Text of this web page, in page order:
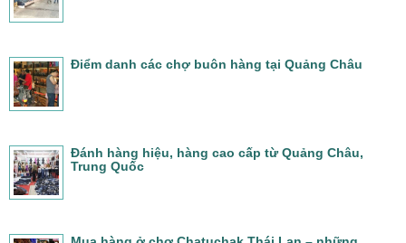
Điểm danh các chợ buôn hàng tại Quảng Châu
Đánh hàng hiệu, hàng cao cấp từ Quảng Châu,
Trung Quốc